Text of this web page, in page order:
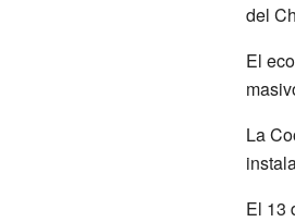
del
El
La
El 13